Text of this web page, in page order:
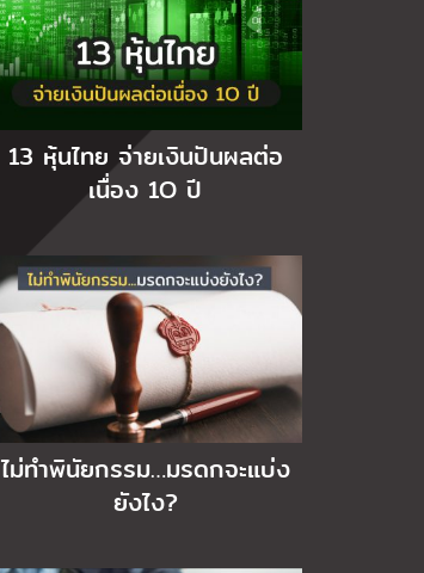
13 หุ้นไทย จ่ายเงินปันผลต่อ
เนื่อง 1O ปี
ไม่ทำพินัยกรรม…มรดกจะแบ่ง
ยังไง?